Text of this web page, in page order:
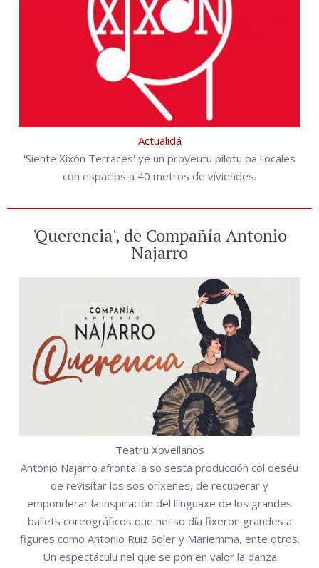
Actualidá
'Siente Xixón Terraces' ye un proyeutu pilotu pa llocales
con espacios a 40 metros de viviendes.
'Querencia', de Compañía Antonio
Najarro
Teatru Xovellanos
Antonio Najarro afronta la so sesta producción col deséu
de revisitar los sos oríxenes, de recuperar y
emponderar la inspiración del llinguaxe de los grandes
ballets coreográficos que nel so día fixeron grandes a
figures como Antonio Ruiz Soler y Mariemma, ente otros.
Un espectáculu nel que se pon en valor la danza